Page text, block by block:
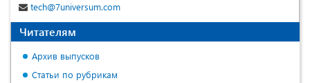
tech@7universum.com
Читателям
Архив выпусков
Статьи по рубрикам